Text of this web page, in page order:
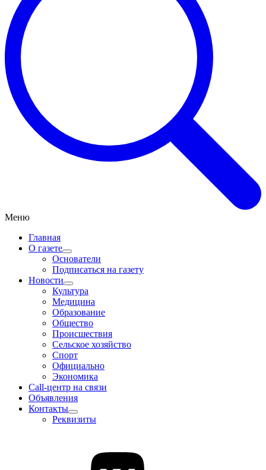
Меню
Главная
О газете
Основатели
Подписаться на газету
Новости
Культура
Медицина
Образование
Общество
Происшествия
Сельское хозяйство
Спорт
Официально
Экономика
Call-центр на связи
Объявления
Контакты
Реквизиты